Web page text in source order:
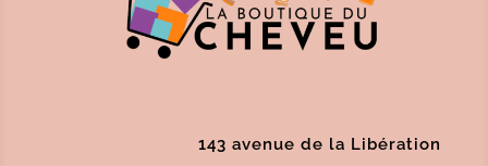
143 avenue de la Libération